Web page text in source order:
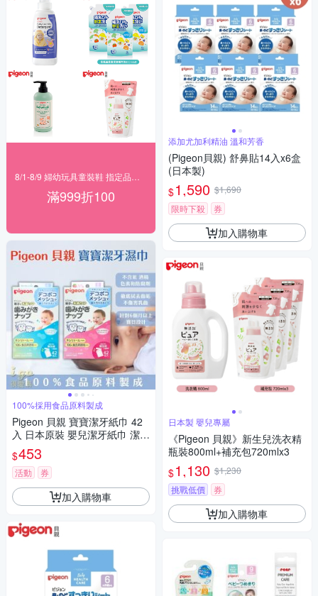
滿999折100
100%採用食品原料製成
Pigeon 貝親 寶寶潔牙紙巾 42
入 日本原裝 嬰兒潔牙紙巾 潔牙
濕巾 牙齒紙巾
$453
活動 券
加入購物車
添加尤加利精油 溫和芳香
(Pigeon貝親) 舒鼻貼14入x6盒
(日本製)
$1,590 $1,690
限時下殺
券
加入購物車
日本製 嬰兒專屬
《Pigeon 貝親》新生兒洗衣精
瓶裝800ml+補充包720mlx3
$1,130 $1,230
挑戰低價
券
加入購物車